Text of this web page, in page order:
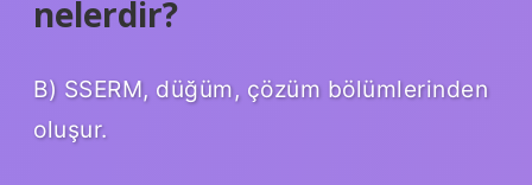
nelerdir?
B) SSERM, düğüm, çözüm bölümlerinden
oluşur.